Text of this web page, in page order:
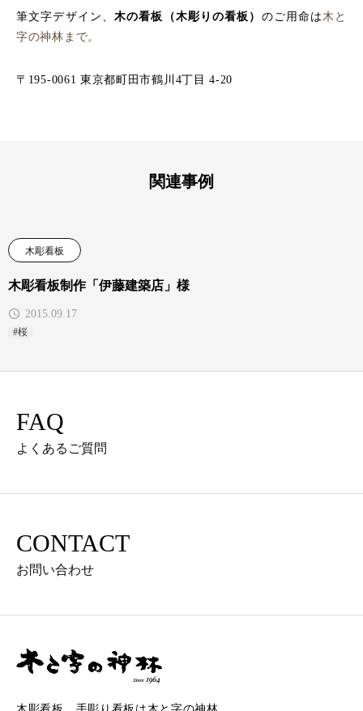
筆文字デザイン、木の看板（木彫りの看板） のご用命は木と
字の神林まで。
〒195-0061 東京都町田市鶴川4丁目 4-20
関連事例
木彫看板
木彫看板制作「伊藤建築店」様
2015.09.17
#桜
FAQ
よくあるご質問
CONTACT
お問い合わせ